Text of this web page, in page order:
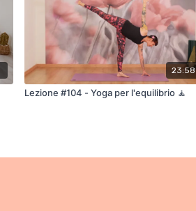
23:58
Lezione #104 - Yoga per l'equilibrio 🧘